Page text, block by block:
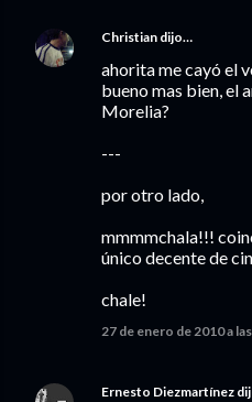
Christian dijo…
ahorita me cayó el
bueno mas bien, el
Morelia?
---
por otro lado,
mmmmchala!!!
único decente de
chale!
27 de enero de 2010 a
Ernesto Diezmartínez